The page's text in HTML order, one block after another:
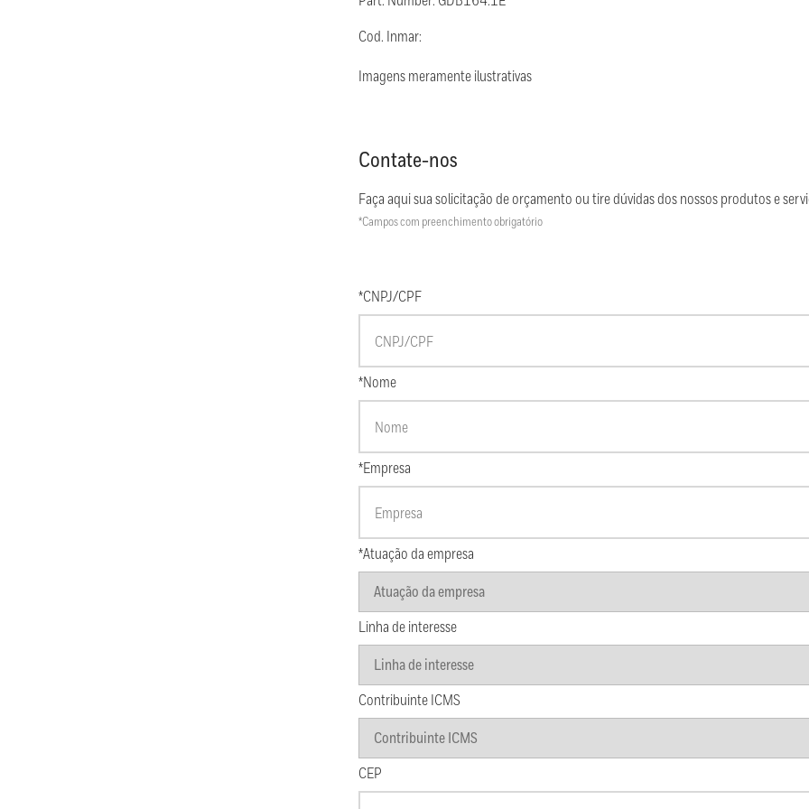
Cod. Inmar:
Imagens meramente ilustrativas
Contate-nos
Faça aqui sua solicitação de orçamento ou tire dúvidas dos nossos produtos e
*Campos com preenchimento obrigatório
*CNPJ/CPF
*Nome
*Empresa
*Atuação da empresa
Linha de interesse
Contribuinte ICMS
CEP